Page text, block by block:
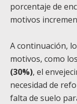
porcentaje de
motivos
A continuación,
motivos, como los
(30%), el
necesidad de
falta de suelo